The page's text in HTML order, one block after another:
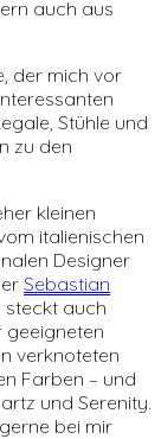
auch aus
der mich vor
Stühle und
zu den
kleinen
italienischen
Designer
Sebastian
steckt auch
geeigneten
verknoteten
Farben – und
und Serenity.
bei mir